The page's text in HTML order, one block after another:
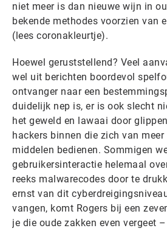
niet meer is dan nieuwe wijn in
bekende methodes voorzien van
(lees coronakleurtje).
Hoewel geruststellend? Veel
wel uit berichten boordevol
ontvanger naar een
duidelijk nep is, er is ook slecht
het geweld en lawaai door
hackers binnen die zich van meer
middelen bedienen. Sommigen
gebruikersinteractie helemaal
reeks malwarecodes door te
ernst van dit
vangen, komt Rogers bij een
je die oude zakken even vergeet